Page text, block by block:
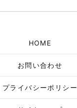
HOME
お問い合わせ
プライバシーポリシー